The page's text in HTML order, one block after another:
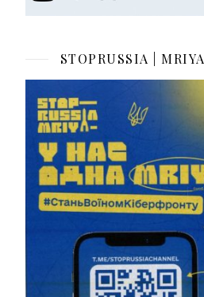
STOPRUSSIA | MRIYA